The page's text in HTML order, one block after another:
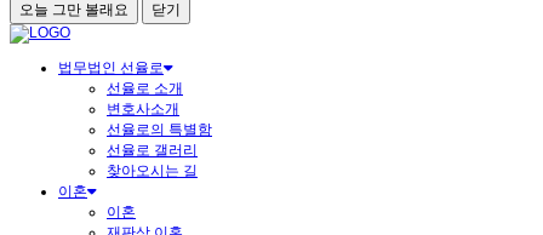
오늘 그만 볼래요 닫기
법무법인 선율로
선율로 소개
변호사소개
선율로의 특별함
선율로 갤러리
찾아오시는 길
이혼
이혼